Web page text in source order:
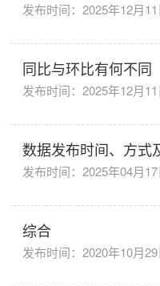
发布时间：2025年12月11
同比与环比有何不同
发布时间：2025年12月11
数据发布时间、方式
发布时间：2025年04月17
综合
发布时间：2020年10月29